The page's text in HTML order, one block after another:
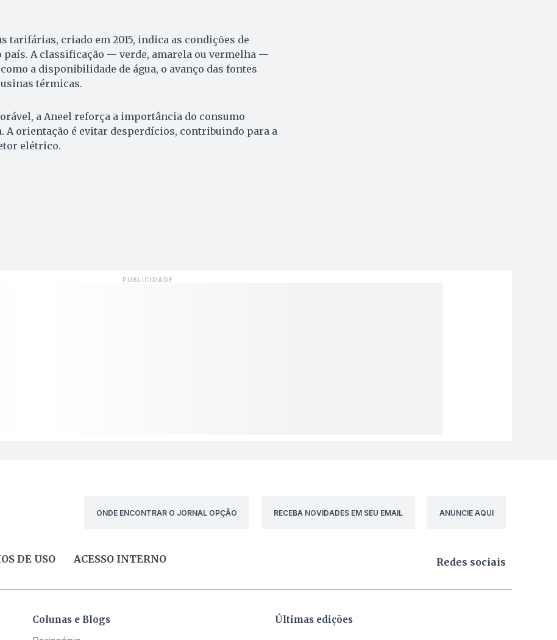
tarifárias, criado em 2015, indica as condições de
país. A classificação — verde, amarela ou vermelha —
a disponibilidade de água, o avanço das fontes
térmicas.
a Aneel reforça a importância do consumo
A orientação é evitar desperdícios, contribuindo para a
elétrico.
ONDE ENCONTRAR O JORNAL OPÇÃO
RECEBA NOVIDADES EM SEU EMAIL ANUNCIE AQUI
DE USO ACESSO INTERNO Redes sociais
Colunas e Blogs Últimas edições